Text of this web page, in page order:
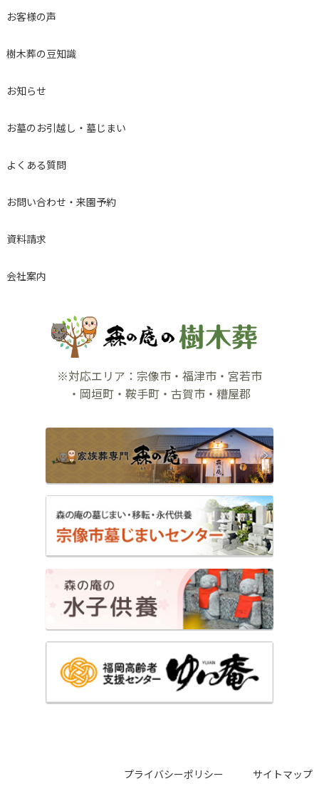
お客様の声
樹木葬の豆知識
お知らせ
お墓のお引越し・墓じまい
よくある質問
お問い合わせ・来園予約
資料請求
会社案内
※対応エリア：宗像市・福津市・宮若市
・岡垣町・鞍手町・古賀市・糟屋郡
プライバシーポリシー サイトマップ